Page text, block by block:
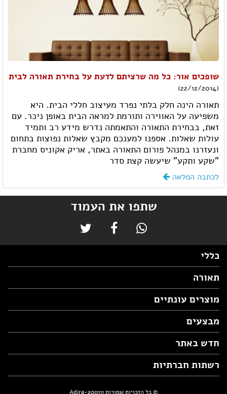
שופכים אור: כל מה שרציתם לדעת על בחירת תאורה לבית
(22/12/2014)
תאורה הינה חלק בלתי נפרד מעיצוב חללי הבית. היא
משפיעה על האווירה ותורמת למראה הבית באופן ניכר. עם
זאת, בבחירת התאורה והתאמתה נדרש מידע רב ותמיד
עולות שאלות. אספנו למענכם מקבץ שאלות נפוצות בתחום
ונעזרנו במנהל פורום התאורה באתר, אריק אקוניס מחברת
"שקע ותקע" שיעשה קצת סדר
לכתבה המלאה
שתפו את העמוד
כללי
תאורה
מוצרים עונתיים
מבצעים
חדש באתר
רשתות חברתיות
© כל הזכויות שמורות Adira-200111